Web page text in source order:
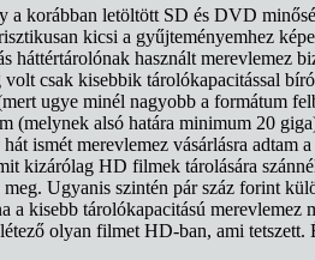
korábban letöltött SD és DVD
kicsi a gyűjteményemhez
használt merevlemez
csak kisebbik tárolókapacitással
ugye minél nagyobb a formátum
alsó határa minimum 20
merevlemez vásárlásra adtam
kizárólag HD filmek tárolására
Ugyanis szintén pár száz forint
kisebb tárolókapacitású
olyan filmet HD-ban, ami